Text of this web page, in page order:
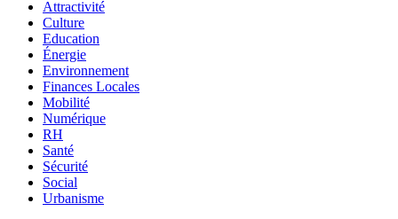
Attractivité
Culture
Education
Énergie
Environnement
Finances Locales
Mobilité
Numérique
RH
Santé
Sécurité
Social
Urbanisme